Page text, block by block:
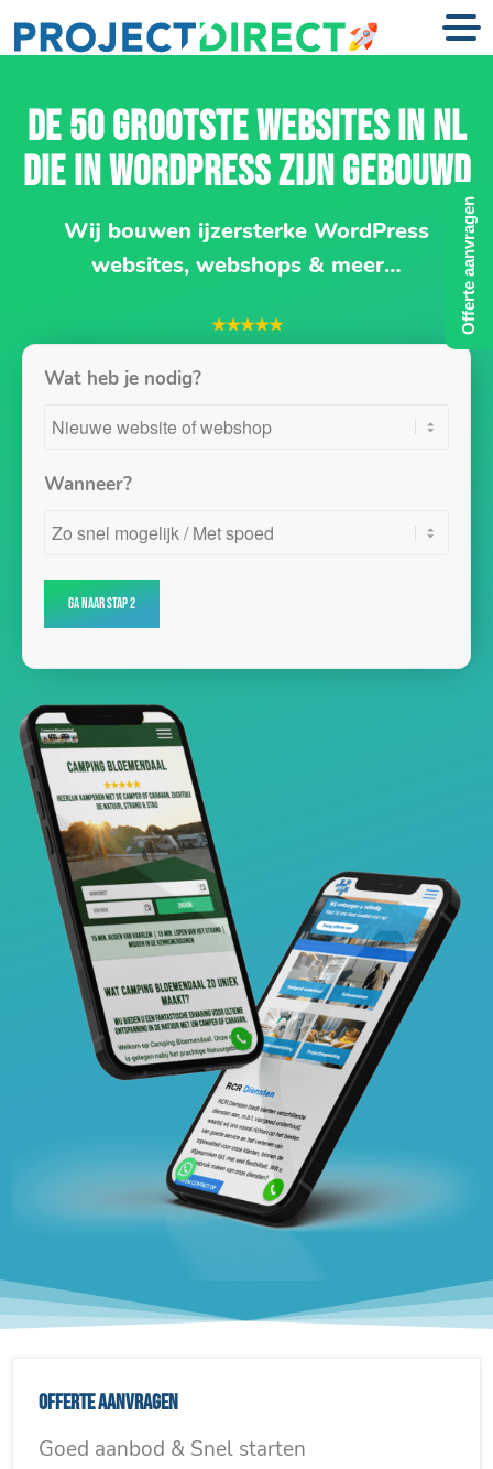
DE 50 GROOTSTE WEBSITES IN NL
DIE IN WORDPRESS ZIJN GEBOUWD
Wij bouwen ijzersterke WordPress
websites, webshops & meer…
★★★★★
Wat heb je nodig?
Wanneer?
Offerte aanvragen
Goed aanbod & Snel starten
Offerte aanvragen